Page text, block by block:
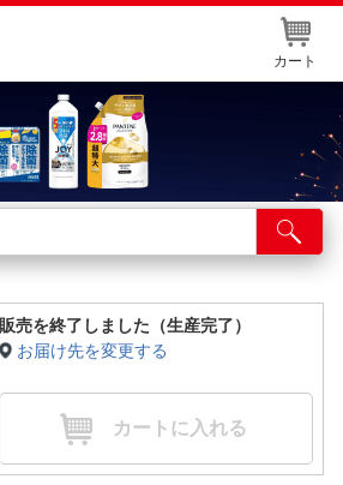
カート
販売を終了しました（生産完了）
お届け先を変更する
カートに入れる